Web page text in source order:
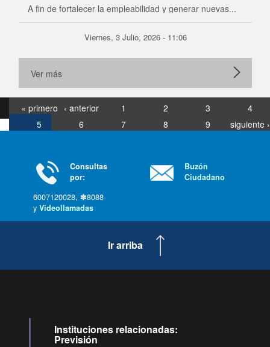
A fin de fortalecer la empleabilidad y generar nuevas...
Viernes, 3 Julio, 2026 - 11:06
Ver más
« primero ‹ anterior 1 2 3
4
5
6 7 8 9
siguiente ›
Consultas
por:
6007120028, ✽8088
y Videollamadas
Buzón
Ciudadano
Ir arriba
Instituciones relacionadas:
Previsión